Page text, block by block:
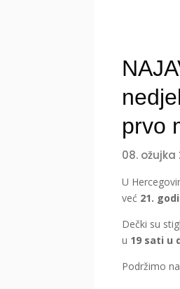
prvo
08. ožujka
U
već 21.
Dečki su
u 19 sati u
Podržimo